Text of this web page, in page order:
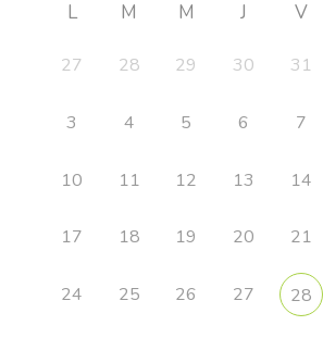
L M M J V
27 28 29 30 31
3 4 5 6 7
10 11 12 13 14
17 18 19 20 21
24 25 26 27 28